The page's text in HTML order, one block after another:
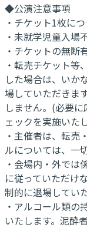
◆公演注意事項
・チケット1枚に
・未就学児童入場
・チケットの無断
・転売チケット等
した場合は、いか
場していただきま
しません。(必要
ェックを実施いた
・主催者は、転売
ルについては、一
・会場内・外では
に従っていただけ
制的に退場してい
・アルコール類の
いたします。泥酔